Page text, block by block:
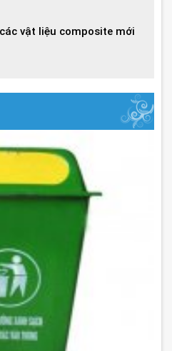
vật liệu composite mới